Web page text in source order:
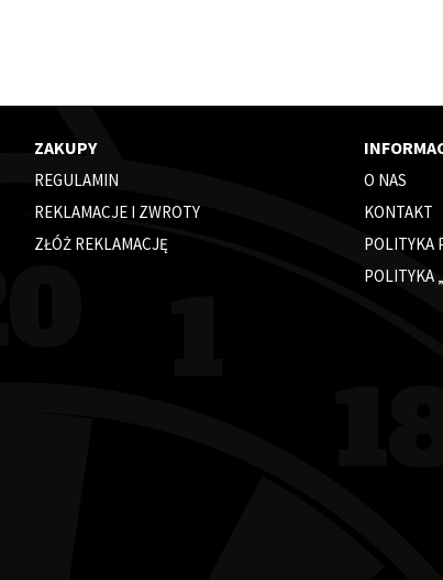
ZAKUPY
REGULAMIN
REKLAMACJE I ZWROTY
ZŁÓŻ REKLAMACJĘ
O NAS
KONTAKT
POLITYKA
POLITYKA